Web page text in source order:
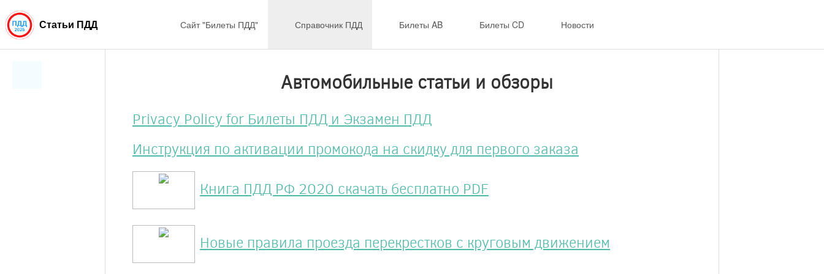
Статьи ПДД Сайт "Билеты ПДД" Справочник ПДД Билеты AB Билеты CD Новости
Автомобильные статьи и обзоры
Privacy Policy for Билеты ПДД и Экзамен ПДД
Инструкция по активации промокода на скидку для первого заказа
Книга ПДД РФ 2020 скачать бесплатно PDF
Новые правила проезда перекрестков с круговым движением